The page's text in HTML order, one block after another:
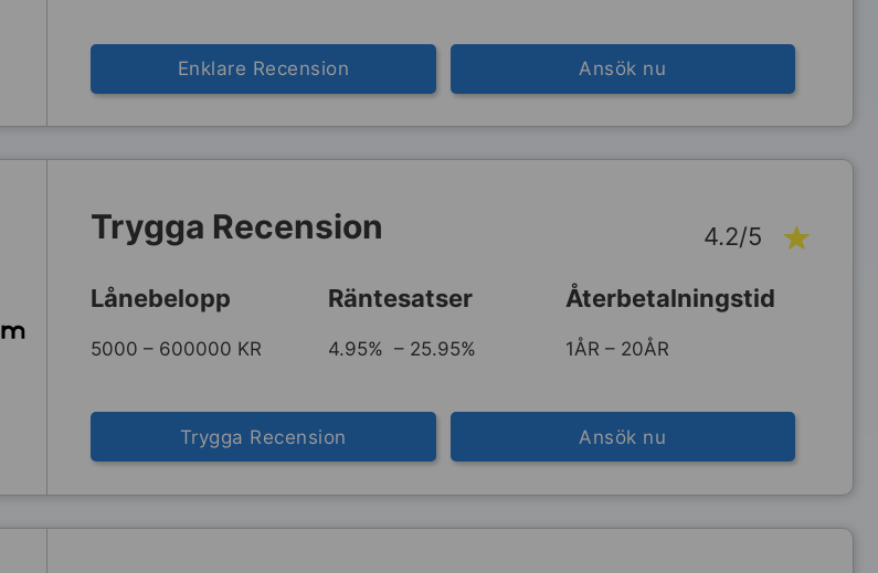
Enklare Recension Ansök nu
Trygga Recension 4.2/5
Lånebelopp
5000 – 600000 KR
Räntesatser
4.95% – 25.95%
Återbetalningstid
1ÅR – 20ÅR
Trygga Recension Ansök nu